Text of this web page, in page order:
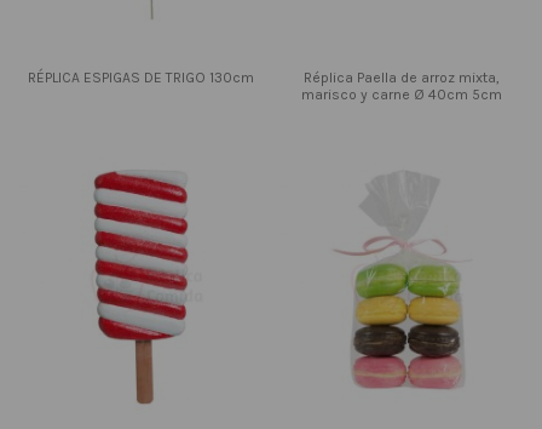
RÉPLICA ESPIGAS DE TRIGO 130cm
Réplica Paella de arroz mixta,
marisco y carne Ø 40cm 5cm